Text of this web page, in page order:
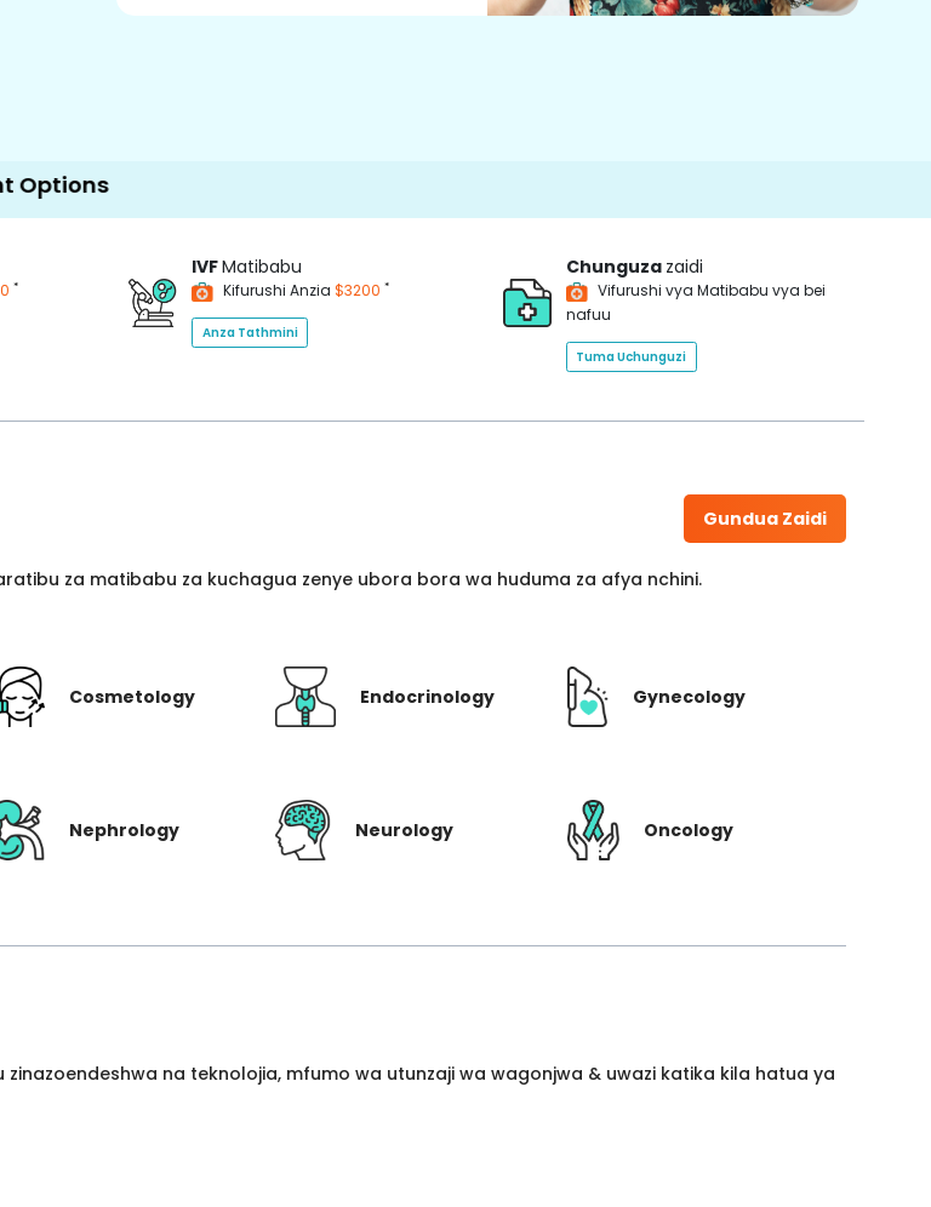
*
IVFMatibabu
Kifurushi Anzia $3200 *
Anza Tathmini
Chunguza zaidi
Vifurushi vya Matibabu vya bei
nafuu
Tuma Uchunguzi
Gundua Zaidi
za matibabu za kuchagua zenye ubora bora wa huduma za afya nchini.
Cosmetology Endocrinology Gynecology
Nephrology Neurology Oncology
na teknolojia, mfumo wa utunzaji wa wagonjwa & uwazi katika kila hatua ya